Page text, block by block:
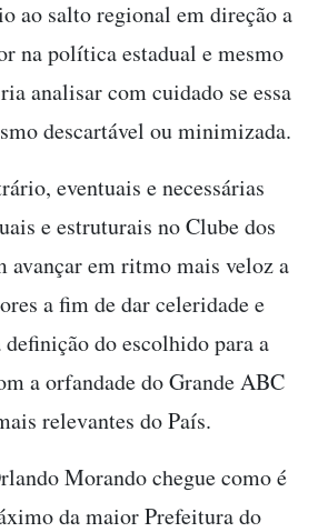
ao salto regional em direção a
na política estadual e mesmo
analisar com cuidado se essa
descartável ou minimizada.
eventuais e necessárias
e estruturais no Clube dos
avançar em ritmo mais veloz a
a fim de dar celeridade e
do escolhido para a
a orfandade do Grande ABC
relevantes do País.
Morando chegue como é
da maior Prefeitura do